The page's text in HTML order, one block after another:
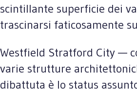
scintillante superficie dei
trascinarsi faticosamente
Westfield Stratford City —
varie strutture
dibattuta è lo status